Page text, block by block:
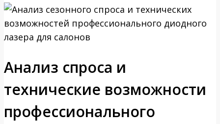
Анализ спроса и
технические возможности
профессионального